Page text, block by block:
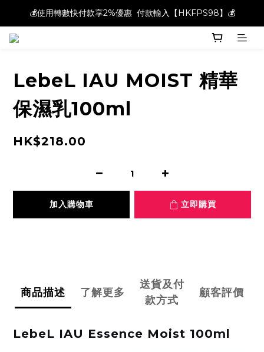
💰使用轉數快付款享2%優惠  付款輸入【HKFPS98】💰
💰使用轉數快付款享2%優惠  付款輸入【HKFPS98】💰
新註冊會員即享$20購物金｜全店滿$400本地免運費📦!
LebeL IAU MOIST 精華
保濕乳100ml
HK$218.00
加入購物車 立即購買
商品描述 了解更多
送貨及付
款方式
顧客評價
LebeL IAU Essence Moist 100ml